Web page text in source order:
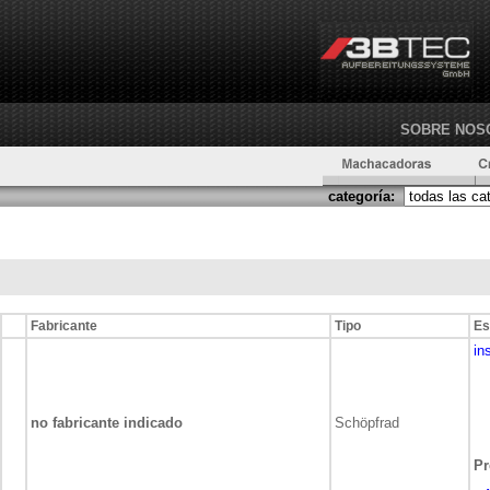
SOBRE
categoría:
Fabricante Tipo
no fabricante indicado Schöpfrad